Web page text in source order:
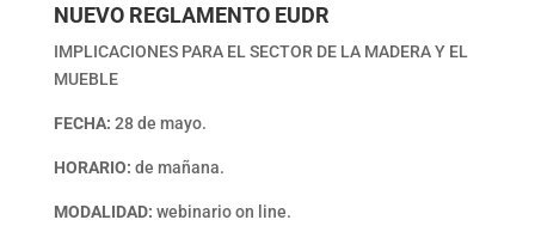
NUEVO REGLAMENTO EUDR
IMPLICACIONES PARA EL SECTOR DE LA MADERA Y EL
MUEBLE
FECHA: 28 de mayo.
HORARIO: de mañana.
MODALIDAD: webinario on line.